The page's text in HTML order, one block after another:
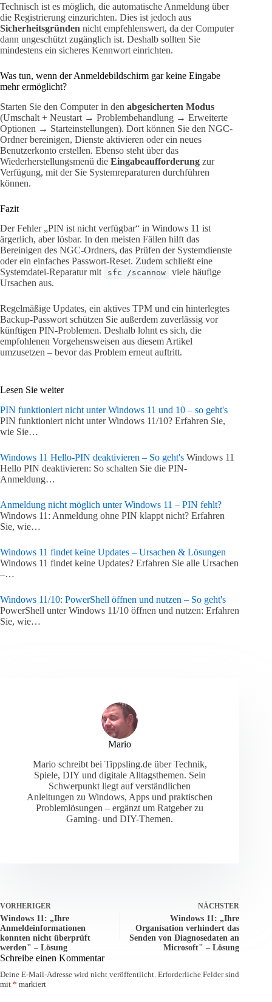
Technisch ist es möglich, die automatische Anmeldung über
die Registrierung einzurichten. Dies ist jedoch aus
Sicherheitsgründen nicht empfehlenswert, da der Computer
dann ungeschützt zugänglich ist. Deshalb sollten Sie
mindestens ein sicheres Kennwort einrichten.
Was tun, wenn der Anmeldebildschirm gar keine Eingabe
mehr ermöglicht?
Starten Sie den Computer in den abgesicherten Modus
(Umschalt + Neustart → Problembehandlung → Erweiterte
Optionen → Starteinstellungen). Dort können Sie den NGC-
Ordner bereinigen, Dienste aktivieren oder ein neues
Benutzerkonto erstellen. Ebenso steht über das
Wiederherstellungsmenü die Eingabeaufforderung zur
Verfügung, mit der Sie Systemreparaturen durchführen
können.
Fazit
Der Fehler „PIN ist nicht verfügbar“ in Windows 11 ist
ärgerlich, aber lösbar. In den meisten Fällen hilft das
Bereinigen des NGC-Ordners, das Prüfen der Systemdienste
oder ein einfaches Passwort-Reset. Zudem schließt eine
Systemdatei-Reparatur mit
sfc /scannow
viele häufige
Ursachen aus.
Regelmäßige Updates, ein aktives TPM und ein hinterlegtes
Backup-Passwort schützen Sie außerdem zuverlässig vor
künftigen PIN-Problemen. Deshalb lohnt es sich, die
empfohlenen Vorgehensweisen aus diesem Artikel
umzusetzen – bevor das Problem erneut auftritt.
Lesen Sie weiter
PIN funktioniert nicht unter Windows 11 und 10 – so geht's
PIN funktioniert nicht unter Windows 11/10? Erfahren Sie,
wie Sie…
Windows 11 Hello-PIN deaktivieren – So geht's Windows 11
Hello PIN deaktivieren: So schalten Sie die PIN-
Anmeldung…
Anmeldung nicht möglich unter Windows 11 – PIN fehlt?
Windows 11: Anmeldung ohne PIN klappt nicht? Erfahren
Sie, wie…
Windows 11 findet keine Updates – Ursachen & Lösungen
Windows 11 findet keine Updates? Erfahren Sie alle Ursachen
–…
Windows 11/10: PowerShell öffnen und nutzen – So geht's
PowerShell unter Windows 11/10 öffnen und nutzen: Erfahren
Sie, wie…
Mario
Mario schreibt bei Tippsling.de über Technik,
Spiele, DIY und digitale Alltagsthemen. Sein
Schwerpunkt liegt auf verständlichen
Anleitungen zu Windows, Apps und praktischen
Problemlösungen – ergänzt um Ratgeber zu
Gaming- und DIY-Themen.
VORHERIGER
Windows 11: „Ihre
Anmeldeinformationen
konnten nicht überprüft
werden" – Lösung
NÄCHSTER
Windows 11: „Ihre
Organisation verhindert das
Senden von Diagnosedaten an
Microsoft" – Lösung
Schreibe einen Kommentar
Deine E-Mail-Adresse wird nicht veröffentlicht. Erforderliche Felder sind
mit * markiert